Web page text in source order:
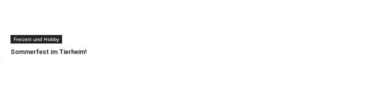
Freizeit und Hobby
Sommerfest im Tierheim!